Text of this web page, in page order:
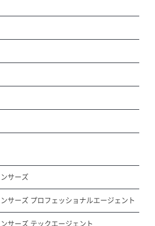
サーズ
サーズ プロフェッショナルエージェント
サーズ テックエージェント